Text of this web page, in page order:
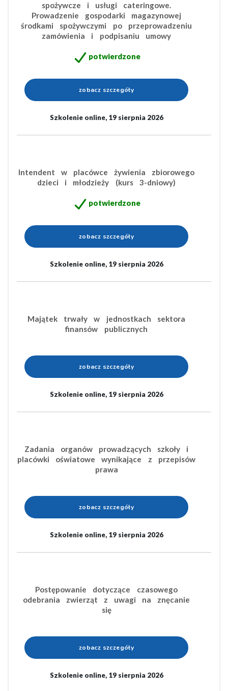
spożywcze i usługi cateringowe.
Prowadzenie gospodarki magazynowej
środkami spożywczymi po przeprowadzeniu
zamówienia i podpisaniu umowy
potwierdzone
zobacz szczegóły
Szkolenie online, 19 sierpnia 2026
Intendent w placówce żywienia zbiorowego
dzieci i młodzieży (kurs 3-dniowy)
potwierdzone
zobacz szczegóły
Szkolenie online, 19 sierpnia 2026
Majątek trwały w jednostkach sektora
finansów publicznych
zobacz szczegóły
Szkolenie online, 19 sierpnia 2026
Zadania organów prowadzących szkoły i
placówki oświatowe wynikające z przepisów
prawa
zobacz szczegóły
Szkolenie online, 19 sierpnia 2026
Postępowanie dotyczące czasowego
odebrania zwierząt z uwagi na znęcanie
się
zobacz szczegóły
Szkolenie online, 19 sierpnia 2026